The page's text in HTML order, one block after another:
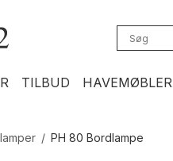
TILBUD HAVEMØBLER
/ PH 80 Bordlampe